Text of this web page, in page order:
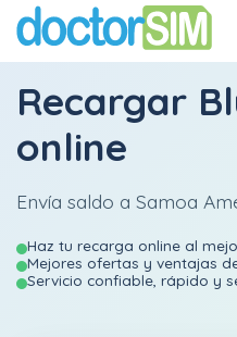
Recargar
online
Envía saldo a Samoa
Haz tu recarga online al
Mejores ofertas y ventajas
Servicio confiable, rápido y